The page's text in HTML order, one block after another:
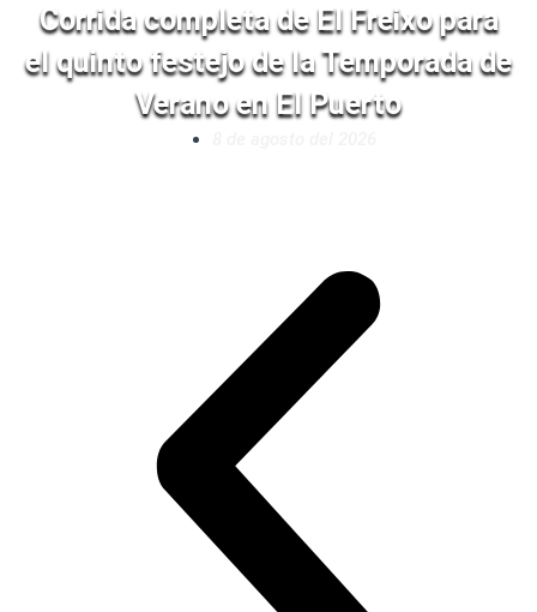
Corrida completa de El Freixo para
el quinto festejo de la Temporada de
Verano en El Puerto